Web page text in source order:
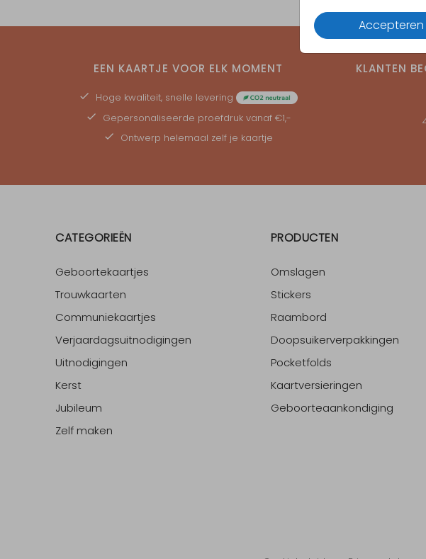
Accepteren
EEN KAARTJE VOOR ELK MOMENT
Hoge kwaliteit, snelle levering
Gepersonaliseerde proefdrukvanaf €1,-
Ontwerp helemaal zelf je kaartje
KLANTEN
CATEGORIEËN
Geboortekaartjes
Trouwkaarten
Communiekaartjes
Verjaardagsuitnodigingen
Uitnodigingen
Kerst
Jubileum
Zelf maken
PRODUCTEN
Omslagen
Stickers
Raambord
Doopsuikerverpakkingen
Pocketfolds
Kaartversieringen
Geboorteaankondiging